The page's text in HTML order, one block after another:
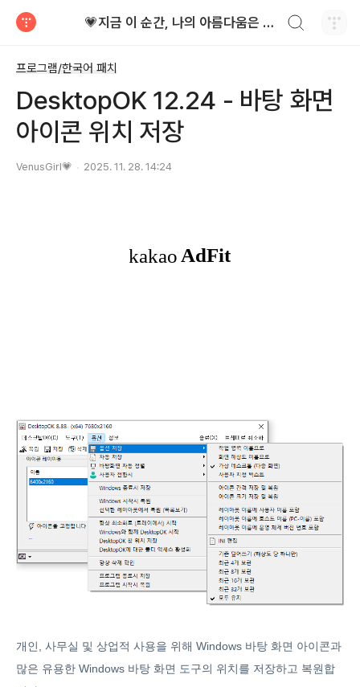
💗지금 이 순간, 나의 아름다움은 가장 빛난다!
프로그램/한국어 패치
DesktopOK 12.24 - 바탕 화면
아이콘 위치 저장
VenusGirl💗 2025. 11. 28. 14:24
개인, 사무실 및 상업적 사용을 위해 Windows 바탕 화면 아이콘과
많은 유용한 Windows 바탕 화면 도구의 위치를 ​​저장하고 복원합